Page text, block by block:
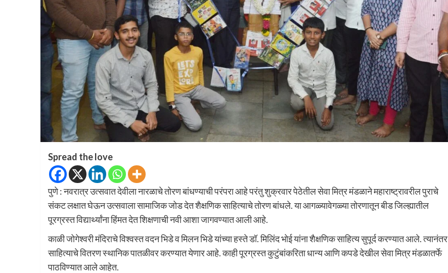
Spread the love
पुणे : नवरात्र उत्सवात देवीला नारळाचे तोरण बांधण्याची परंपरा आहे परंतु शुक्रवार पेठेतील सेवा मित्र मंडळाने महाराष्ट्रावरील पुराचे
संकट लक्षात घेऊन उत्सवाला सामाजिक जोड देत शैक्षणिक साहित्याचे तोरण बांधले. या आगळ्यावेगळ्या तोरणातून बीड जिल्ह्यातील
पूरग्रस्त विद्यार्थ्यांना हिंमत देत शिक्षणाची नवी आशा जागवण्यात आली आहे.
काळी जोगेश्वरी मंदिराचे विश्वस्त वदन भिडे व मिलन भिडे यांच्या हस्ते डॉ. मिलिंद भोई यांना शैक्षणिक साहित्य सुपूर्द करण्यात आले. त्यानंतर
साहित्याचे वितरण स्थानिक पातळीवर करण्यात येणार आहे. काही पूरग्रस्त कुटुंबांकरिता धान्य आणि कपडे देखील सेवा मित्र मंडळातर्फे
पाठविण्यात आले आहेत.